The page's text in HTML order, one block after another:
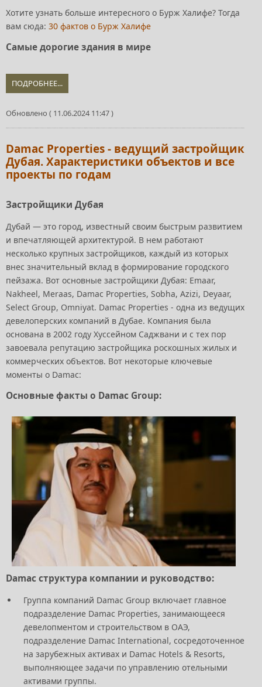
Хотите узнать больше интересного о Бурж Халифе? Тогда
вам сюда: 30 фактов о Бурж Халифе
Самые дорогие здания в мире
ПОДРОБНЕЕ...
Обновлено ( 11.06.2024 11:47 )
Damac Properties - ведущий застройщик
Дубая. Характеристики объектов и все
проекты по годам
Застройщики Дубая
Дубай — это город, известный своим быстрым развитием
и впечатляющей архитектурой. В нем работают
несколько крупных застройщиков, каждый из которых
внес значительный вклад в формирование городского
пейзажа. Вот основные застройщики Дубая: Emaar,
Nakheel, Meraas, Damac Properties, Sobha, Azizi, Deyaar,
Select Group, Omniyat. Damac Properties - одна из ведущих
девелоперских компаний в Дубае. Компания была
основана в 2002 году Хуссейном Саджвани и с тех пор
завоевала репутацию застройщика роскошных жилых и
коммерческих объектов. Вот некоторые ключевые
моменты о Damac:
Основные факты о Damac Group:
Damac структура компании и руководство:
Группа компаний Damac Group включает главное
подразделение Damac Properties, занимающееся
девелопментом и строительством в ОАЭ,
подразделение Damac International, сосредоточенное
на зарубежных активах и Damac Hotels & Resorts,
выполняющее задачи по управлению отельными
активами группы.